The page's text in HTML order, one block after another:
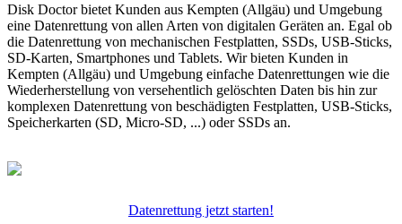
Disk Doctor bietet Kunden aus Kempten (Allgäu) und Umgebung
eine Datenrettung von allen Arten von digitalen Geräten an. Egal ob
die Datenrettung von mechanischen Festplatten, SSDs, USB-Sticks,
SD-Karten, Smartphones und Tablets. Wir bieten Kunden in
Kempten (Allgäu) und Umgebung einfache Datenrettungen wie die
Wiederherstellung von versehentlich gelöschten Daten bis hin zur
komplexen Datenrettung von beschädigten Festplatten, USB-Sticks,
Speicherkarten (SD, Micro-SD, ...) oder SSDs an.
Datenrettung jetzt starten!